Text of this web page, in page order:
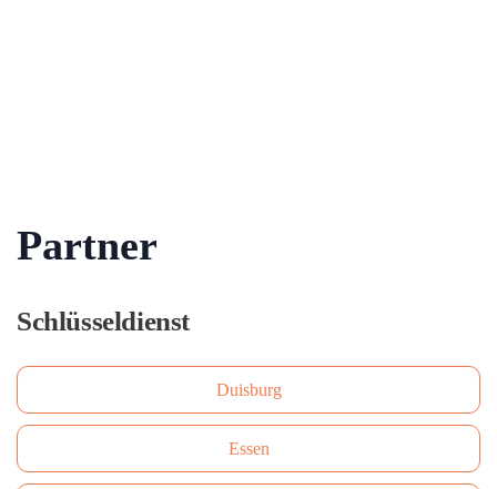
Partner
Schlüsseldienst
Duisburg
Essen